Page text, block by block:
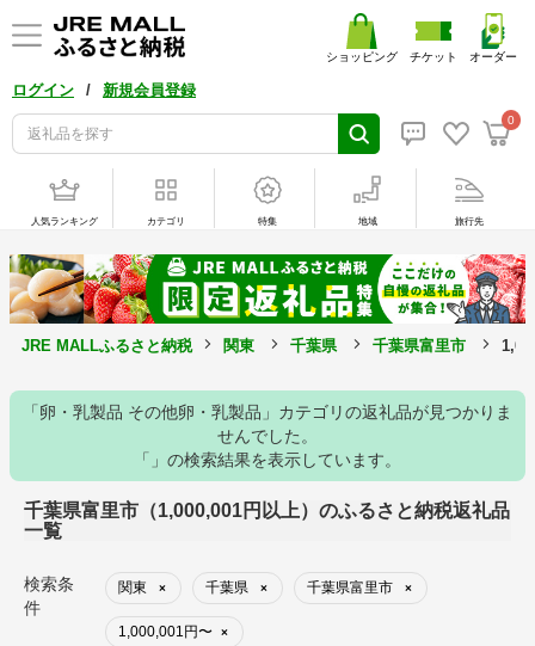
ログイン / 新規会員登録
0
ショッピング チケット オーダー
人気ランキング カテゴリ 特集 地域 旅行先
JRE MALLふるさと納税 関東 千葉県 千葉県富里市
「卵・乳製品 その他卵・乳製品」カテゴリの返礼品が見つかりま
せんでした。
「」の検索結果を表示しています。
千葉県富里市（1,000,001円以上）のふるさと納税返礼品
一覧
検索条
件
関東 × 千葉県 × 千葉県富里市 ×
1,000,001円〜 ×